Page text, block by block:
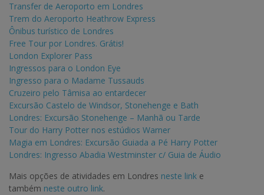
Transfer de Aeroporto em Londres
Trem do Aeroporto Heathrow Express
Ônibus turístico de Londres
Free Tour por Londres. Grátis!
London Explorer Pass
Ingressos para o London Eye
Ingresso para o Madame Tussauds
Cruzeiro pelo Tâmisa ao entardecer
Excursão Castelo de Windsor, Stonehenge e Bath
Londres: Excursão Stonehenge – Manhã ou Tarde
Tour do Harry Potter nos estúdios Warner
Magia em Londres: Excursão Guiada a Pé Harry Potter
Londres: Ingresso Abadia Westminster c/ Guia de Áudio
Mais opções de atividades em Londres neste link e
também neste outro link.